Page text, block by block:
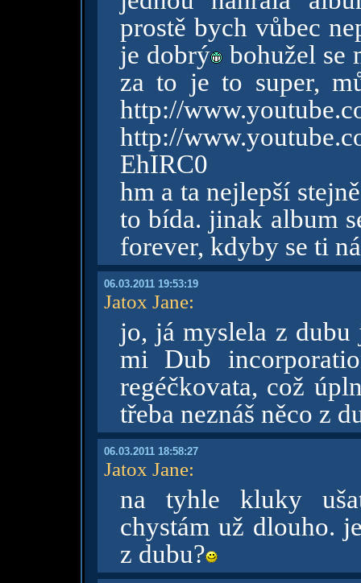
prostě bych vůbec
je dobrý bohužel se
za to je to super,
http://
http://
EhIRC0
hm a ta nejlepší
to bída. jinak album
forever, kdyby se ti
06.03.2011 19:53:19
Jatox Jane:
jo, já myslela z
mi Dub
regéčkovata, což
třeba neznáš něco z
06.03.2011 18:58:27
Jatox Jane:
na tyhle kluky
chystám už dlouho.
z dubu?